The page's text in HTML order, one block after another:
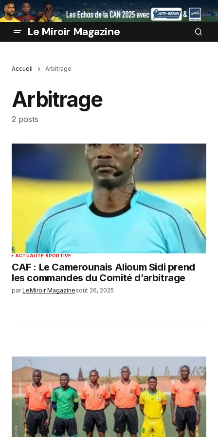
Le Miroir Magazine
Accueil Arbitrage
Arbitrage
2 posts
ACTUALITÉ SPORTIVE
CAF : Le Camerounais Alioum Sidi prend
les commandes du Comité d’arbitrage
par LeMiroir Magazineaoût 26, 2025